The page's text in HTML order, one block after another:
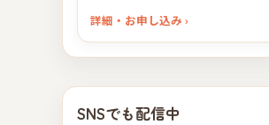
詳細・お申し込み ›
SNSでも配信中